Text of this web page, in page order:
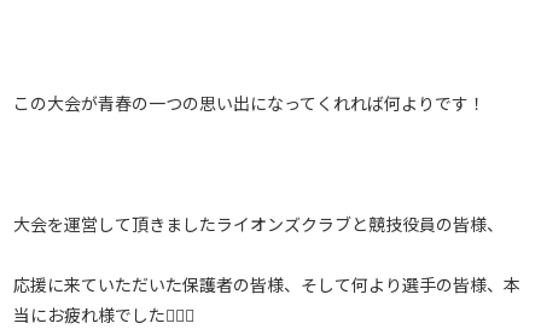
この大会が青春の一つの思い出になってくれれば何よりです！
大会を運営して頂きましたライオンズクラブと競技役員の皆様、
応援に来ていただいた保護者の皆様、そして何より選手の皆様、本
当にお疲れ様でした🙇🏻‍♀️